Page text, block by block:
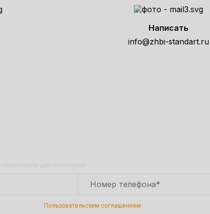
Написать
info@zhbi-standart.ru
Пользовательским соглашением